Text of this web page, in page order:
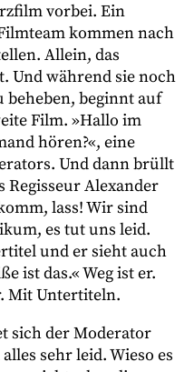
vorbei. Ein
kommen nach
Allein, das
während sie noch
beheben, beginnt auf
Film. »Hallo im
hören?«, eine
Und dann brüllt
Regisseur Alexander
lass! Wir sind
es tut uns leid.
und er sieht auch
ist das.« Weg ist er.
Mit Untertiteln.
sich der Moderator
sehr leid. Wieso es